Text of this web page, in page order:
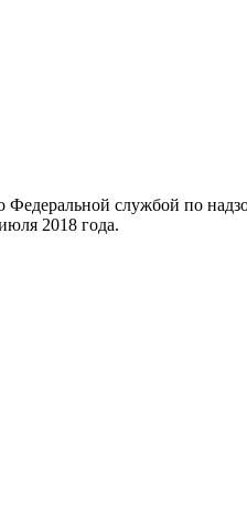
Федеральной службой по
2018 года.